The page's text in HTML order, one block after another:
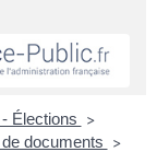
Élections >
documents >